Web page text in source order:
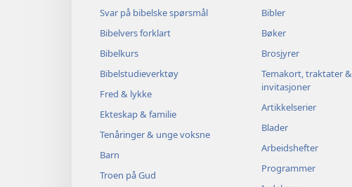
Svar på bibelske spørsmål
Bibelvers forklart
Bibelkurs
Bibelstudieverktøy
Fred & lykke
Ekteskap & familie
Tenåringer & unge voksne
Barn
Troen på Gud
Bibler
Bøker
Brosjyrer
Temakort, traktater &
invitasjoner
Artikkelserier
Blader
Arbeidshefter
Programmer